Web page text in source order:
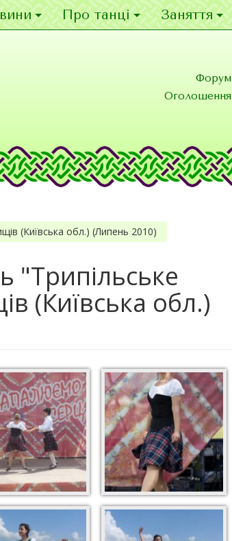
Про танці Заняття
Форум
Оголошення
(Київська обл.) (Липень 2010)
"Трипільське
(Київська обл.)